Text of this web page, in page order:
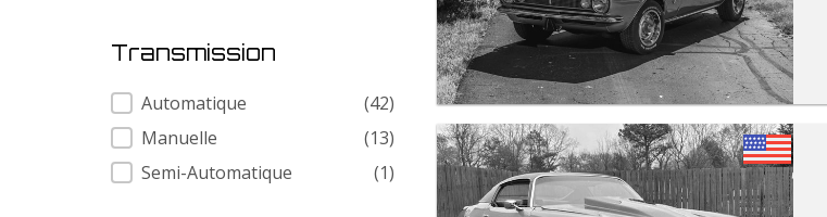
Transmission
Transmission
Automatique
(42)
Manuelle
(13)
Semi-Automatique
(1)